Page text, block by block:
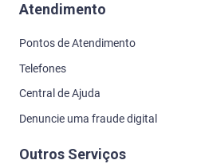
Atendimento
Pontos de Atendimento
Telefones
Central de Ajuda
Denuncie uma fraude digital
Outros Serviços